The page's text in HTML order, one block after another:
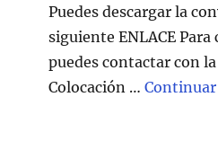
Puedes descargar la
siguiente ENLACE Para
puedes contactar con
Colocación …